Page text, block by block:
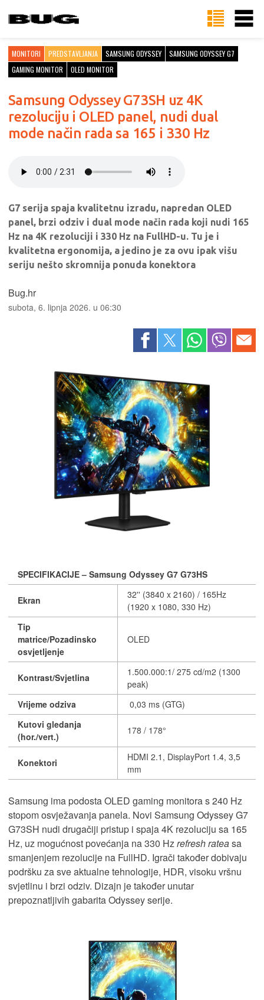
MONITORI PREDSTAVLJANJA SAMSUNG ODYSSEY
SAMSUNG ODYSSEY G7
GAMING MONITOR
OLED MONITOR
Samsung Odyssey G73SH uz 4K
rezoluciju i OLED panel, nudi dual
mode način rada sa 165 i 330 Hz
G7 serija spaja kvalitetnu izradu, napredan OLED
panel, brzi odziv i dual mode način rada koji nudi 165
Hz na 4K rezoluciji i 330 Hz na FullHD-u. Tu je i
kvalitetna ergonomija, a jedino je za ovu ipak višu
seriju nešto skromnija ponuda konektora
Bug.hr
subota, 6. lipnja 2026. u 06:30
SPECIFIKACIJE – Samsung Odyssey G7 G73HS
Ekran
32'' (3840 x 2160) / 165Hz
(1920 x 1080, 330 Hz)
Tip
matrice/Pozadinsko
osvjetljenje
OLED
Kontrast/Svjetlina
1.500.000:1/ 275 cd/m2 (1300
peak)
Vrijeme odziva
0,03 ms (GTG)
Kutovi gledanja
(hor./vert.)
178 / 178°
Konektori
HDMI 2.1, DisplayPort 1.4, 3,5
mm
Samsung ima podosta OLED gaming monitora s 240 Hz
stopom osvježavanja panela. Novi Samsung Odyssey G7
G73SH nudi drugačiji pristup i spaja 4K rezoluciju sa 165
Hz, uz mogućnost povećanja na 330 Hzrefresh rateasa
smanjenjem rezolucije na FullHD. Igrači također dobivaju
podršku za sve aktualne tehnologije, HDR, visoku vršnu
svjetlinu i brzi odziv. Dizajn je također unutar
prepoznatljivih gabarita Odyssey serije.